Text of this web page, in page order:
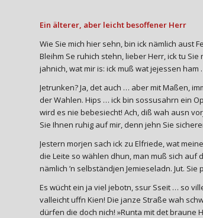
Ein älterer, aber leicht besoffener Herr
Wie Sie mich hier sehn, bin ick nämlich aust
Bleihm Se ruhich stehn, lieber Herr, ick tu
jahnich, wat mir is: ick muß wat jejessen ham
Jetrunken? Ja, det auch … aber mit Maßen,
der Wahlen. Hips … ick bin sossusahrn ein
wird es nie bebesiecht! Ach, diß wah ausn
Sie Ihnen ruhig auf mir, denn jehn Sie
Jestern morjen sach ick zu Elfriede, wat
die Leite so wählen dhun, man muß sich auf
nämlich ’n selbständjen Jemieseladn. Jut.
Es wücht ein ja viel jebotn, ssur Sseit … so
valleicht uffn Kien! Die janze Straße wah
dürfen die doch nich! »Runta mit det braune